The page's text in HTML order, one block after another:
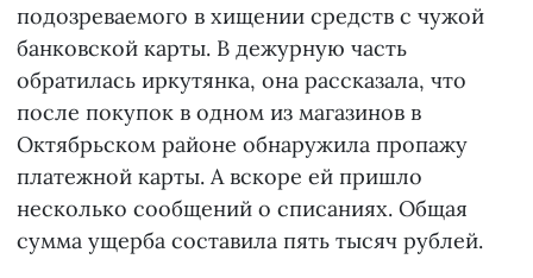
подозреваемого в хищении средств с чужой
банковской карты. В дежурную часть
обратилась иркутянка, она рассказала, что
после покупок в одном из магазинов в
Октябрьском районе обнаружила пропажу
платежной карты. А вскоре ей пришло
несколько сообщений о списаниях. Общая
сумма ущерба составила пять тысяч рублей.